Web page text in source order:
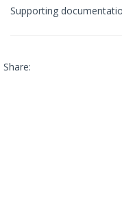
Supporting
Share: